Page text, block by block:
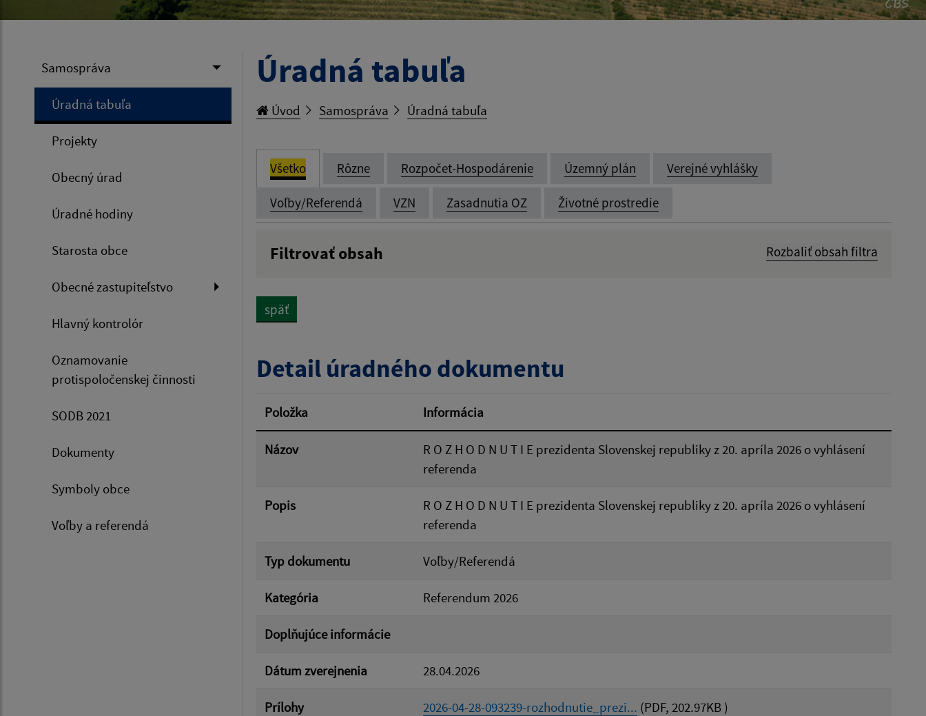
Samospráva
Úradná tabuľa
Projekty
Obecný úrad
Úradné hodiny
Starosta obce
Obecné zastupiteľstvo
Hlavný kontrolór
Oznamovanie
protispoločenskej činnosti
SODB 2021
Dokumenty
Symboly obce
Voľby a referendá
Úradná tabuľa
Úvod Samospráva Úradná tabuľa
Všetko Rôzne Rozpočet-Hospodárenie Územný plán Verejné vyhlášky
Voľby/Referendá VZN Zasadnutia OZ Životné prostredie
Filtrovať obsah Rozbaliť obsah filtra
Filtrovať
späť
Detail úradného dokumentu
Položka Informácia
Názov
R O Z H O D N U T I E prezidenta Slovenskej republiky z 20. apríla 2026 o vyhlásení
referenda
Popis
R O Z H O D N U T I E prezidenta Slovenskej republiky z 20. apríla 2026 o vyhlásení
referenda
Typ dokumentu Voľby/Referendá
Kategória Referendum 2026
Doplňujúce informácie
Dátum zverejnenia 28.04.2026
Prílohy 2026-04-28-093239-rozhodnutie_prezi... (PDF, 202.97KB )